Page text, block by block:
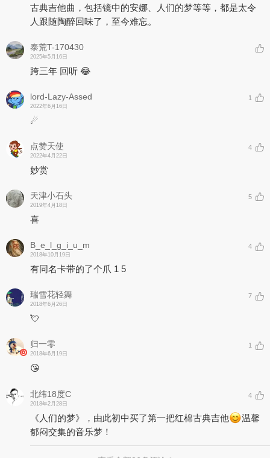
古典吉他曲，包括镜中的安娜、人们的梦等等，都是太令
人跟随陶醉回味了，至今难忘。
泰荒T-170430
2025年5月16日
跨三年 回听 😂
lord-Lazy-Assed
2022年6月16日
1
☄
点赞天使
2022年4月22日
4
妙赏
天津小石头
2019年4月18日
5
喜
B_e_l_g_i_u_m
2018年10月19日
4
有同名卡带的了个爪 1 5
瑞雪花轻舞
2018年6月26日
7
💘
归一零
2018年6月19日
1
😘
北纬18度C
2018年2月28日
4
《人们的梦》，由此初中买了第一把红棉古典吉他
温馨
郁闷交集的音乐梦！